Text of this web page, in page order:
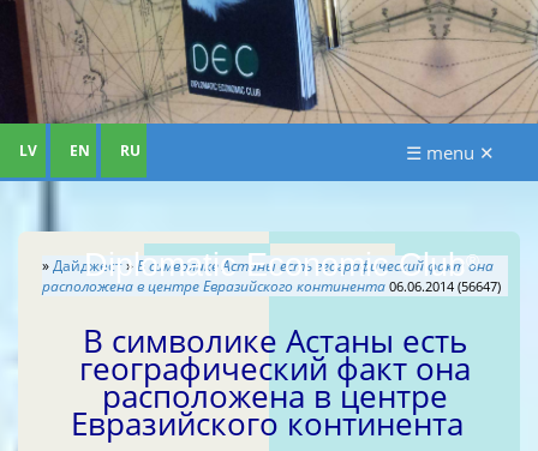
Diplomatic Economic Club®
LV EN RU ☰ menu ✕
»Дайджест» В символике Астаны есть географический факт она
расположена в центре Евразийского континента 06.06.2014 (56647)
В символике Астаны есть
географический факт она
расположена в центре
Евразийского континента